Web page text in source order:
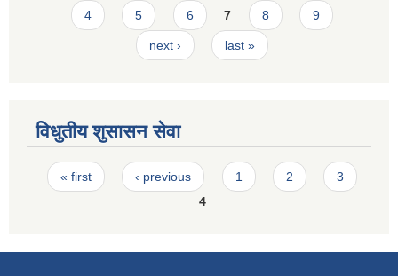
4 5 6 7 8 9
next › last »
विधुतीय शुसासन सेवा
Pages
« first ‹ previous 1 2
3
4